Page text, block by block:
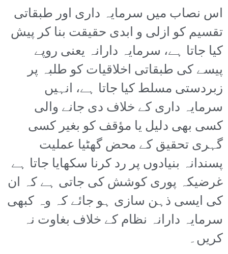
اس نصاب میں سرمایہ داری اور طبقاتی
تقسیم کو ازلی و ابدی حقیقت بنا کر پیش
کیا جاتا ہے، سرمایہ دارانہ یعنی روپے
پیسے کی طبقاتی اخلاقیات کو طلبہ پر
زبردستی مسلط کیا جاتا ہے، انہیں
سرمایہ داری کے خلاف دی جانے والی
کسی بھی دلیل یا مؤقف کو بغیر کسی
گہری تحقیق کے محض گھٹیا عملیت
پسندانہ بنیادوں پر رد کرنا سکھایا جاتا ہے
غرضیکہ پوری کوشش کی جاتی ہے کہ ان
کی ایسی ذہن سازی ہو جائے کہ وہ کبھی
سرمایہ دارانہ نظام کے خلاف بغاوت نہ
کریں۔